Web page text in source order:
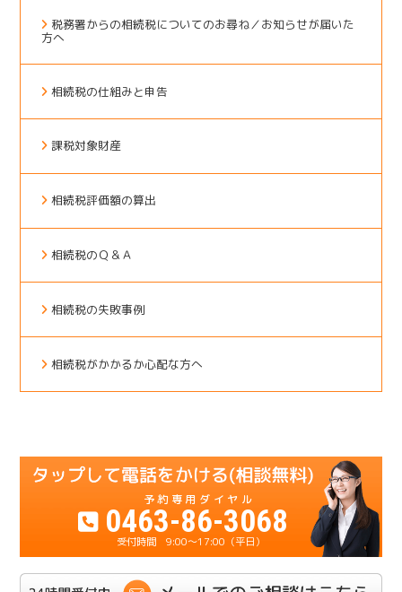
税務署からの相続税についてのお尋ね／お知らせが届いた
方へ
相続税の仕組みと申告
課税対象財産
相続税評価額の算出
相続税のＱ＆Ａ
相続税の失敗事例
相続税がかかるか心配な方へ
0463-86-3068
9:00～17:00（平日）